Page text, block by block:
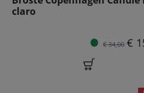
claro
€ 34,00 €